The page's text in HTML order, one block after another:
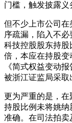
门槛，触发披露义
但不少上市公司
序疏漏，陷入不
科技控股股东持股
倍，本应在持股变
《简式权益变动
被浙江证监局采取
更为严重的是，在
持股比例未将姚
准确。在司法拍